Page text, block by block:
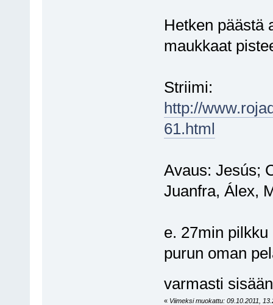
Hetken päästä
maukkaat
Striimi:
http://
61.html
Avaus: Jesús;
Juanfra, Álex,
e. 27min
purun oman
varmasti
« Viimeksi muokattu: 09.10.2011,